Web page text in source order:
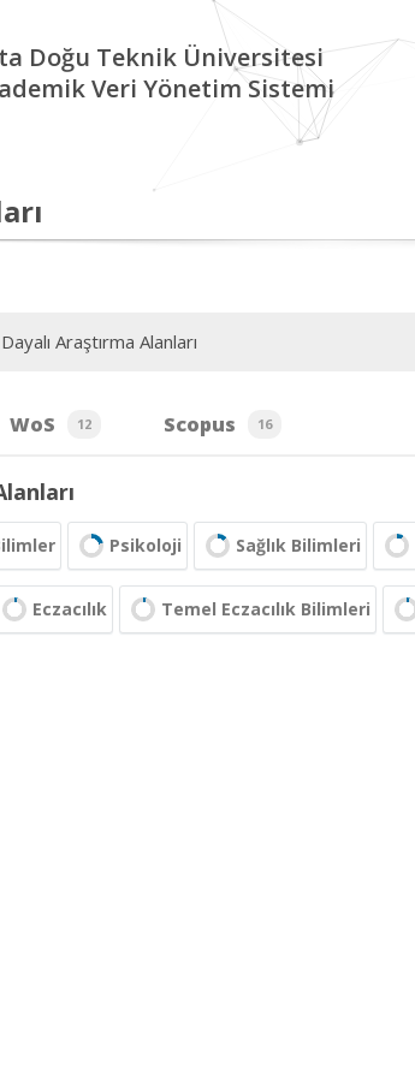
Doğu Teknik Üniversitesi
Veri Yönetim Sistemi
Araştırma Alanları
WoS 12 Scopus 16
Psikoloji Sağlık Bilimleri
Eczacılık Temel Eczacılık Bilimleri